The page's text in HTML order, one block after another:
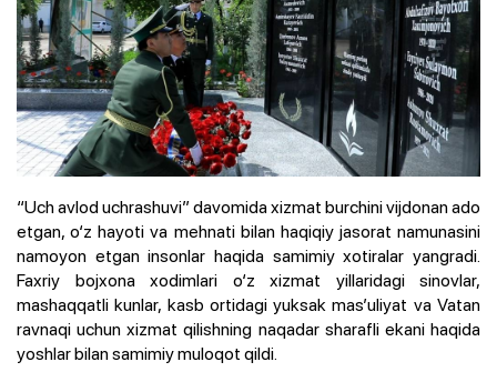
“Uch avlod uchrashuvi” davomida xizmat burchini vijdonan ado
etgan, o‘z hayoti va mehnati bilan haqiqiy jasorat namunasini
namoyon etgan insonlar haqida samimiy xotiralar yangradi.
Faxriy bojxona xodimlari o‘z xizmat yillaridagi sinovlar,
mashaqqatli kunlar, kasb ortidagi yuksak mas’uliyat va Vatan
ravnaqi uchun xizmat qilishning naqadar sharafli ekani haqida
yoshlar bilan samimiy muloqot qildi.